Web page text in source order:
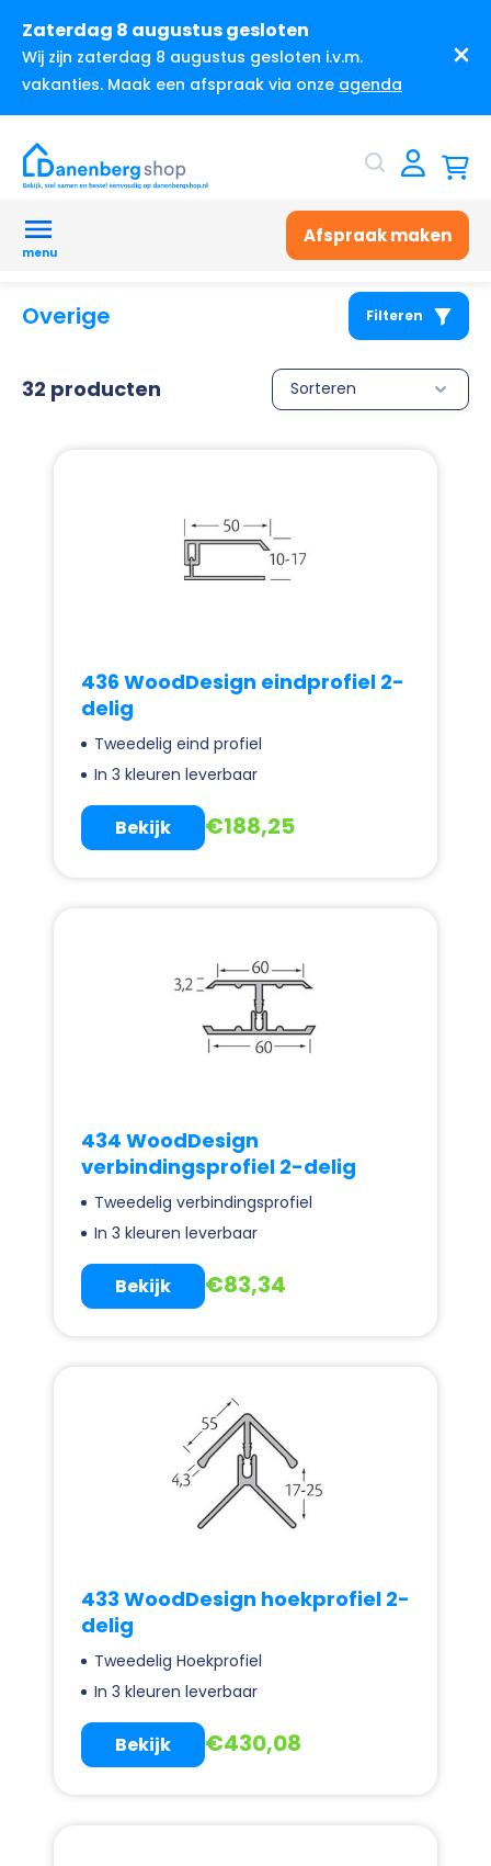
Zaterdag 8 augustus gesloten
Wij zijn zaterdag 8 augustus gesloten i.v.m.
vakanties. Maak een afspraak via onze agenda
menu
Afspraak maken
Overige Filteren
32 producten
436 WoodDesign eindprofiel 2-
delig
Tweedelig eind profiel
In 3 kleuren leverbaar
€188,25
Bekijk
434 WoodDesign
verbindingsprofiel 2-delig
Tweedelig verbindingsprofiel
In 3 kleuren leverbaar
€83,34
Bekijk
433 WoodDesign hoekprofiel 2-
delig
Tweedelig Hoekprofiel
In 3 kleuren leverbaar
€430,08
Bekijk